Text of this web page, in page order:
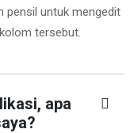
pensil untuk mengedit
tersebut.
apa